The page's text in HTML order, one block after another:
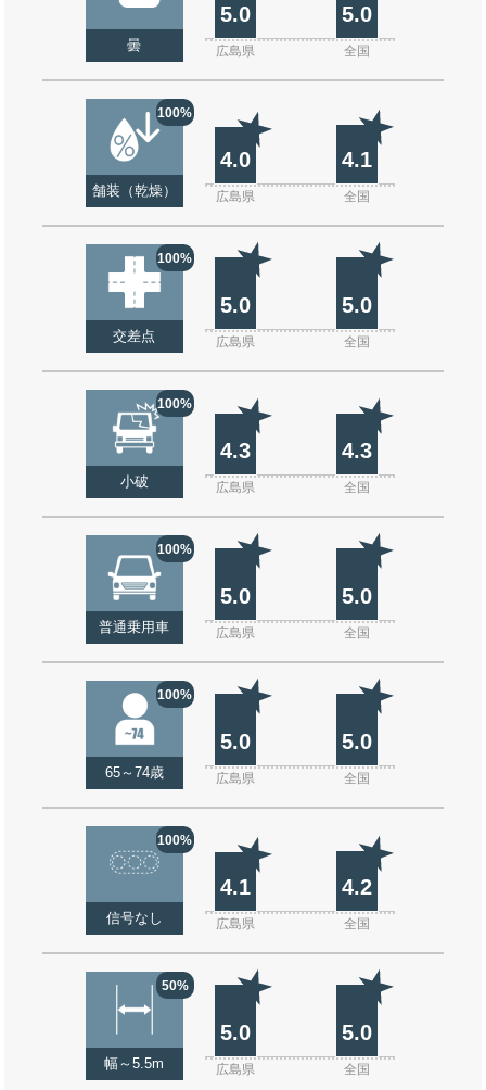
曇
5.0 5.0
広島県 全国
100%
舗装（乾燥）
4.0 4.1
広島県 全国
100%
交差点
5.0 5.0
広島県 全国
100%
小破
4.3 4.3
広島県 全国
100%
普通乗用車
5.0 5.0
広島県 全国
100%
65～74歳
5.0 5.0
広島県 全国
100%
信号なし
4.1 4.2
広島県 全国
50%
幅～5.5m
5.0 5.0
広島県 全国